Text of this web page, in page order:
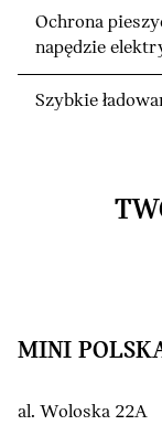
Ochrona
napędzie
Szybkie
MINI
al. Woloska 22A